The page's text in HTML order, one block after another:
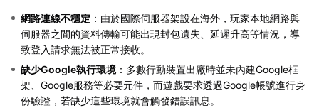
網路連線不穩定 ：由於國際伺服器架設在海外，玩家本地網路與
伺服器之間的資料傳輸可能出現封包遺失、延遲升高等情況，導
致登入請求無法被正常接收。
缺少Google執行環境：多數行動裝置出廠時並未內建Google框
架、Google服務等必要元件，而遊戲要求透過Google帳號進行身
份驗證，若缺少這些環境就會觸發錯誤訊息。